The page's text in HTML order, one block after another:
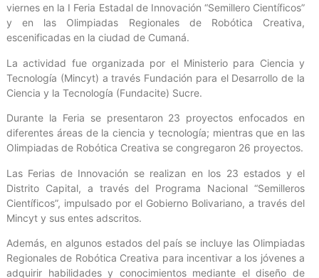
viernes en la I Feria Estadal de Innovación “Semillero Científicos”
y en las Olimpiadas Regionales de Robótica Creativa,
escenificadas en la ciudad de Cumaná.
La actividad fue organizada por el Ministerio para Ciencia y
Tecnología (Mincyt) a través Fundación para el Desarrollo de la
Ciencia y la Tecnología (Fundacite) Sucre.
Durante la Feria se presentaron 23 proyectos enfocados en
diferentes áreas de la ciencia y tecnología; mientras que en las
Olimpiadas de Robótica Creativa se congregaron 26 proyectos.
Las Ferias de Innovación se realizan en los 23 estados y el
Distrito Capital, a través del Programa Nacional “Semilleros
Científicos”, impulsado por el Gobierno Bolivariano, a través del
Mincyt y sus entes adscritos.
Además, en algunos estados del país se incluye las Olimpiadas
Regionales de Robótica Creativa para incentivar a los jóvenes a
adquirir habilidades y conocimientos mediante el diseño de